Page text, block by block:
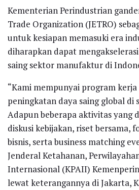
Kementerian Perindustrian
Trade Organization (JETRO)
untuk kesiapan memasuki era
diharapkan dapat
saing sektor manufaktur di
“Kami mempunyai program
peningkatan daya saing global di
Adapun beberapa aktivitas yang
diskusi kebijakan, riset bersama,
bisnis, serta business matching
Jenderal Ketahanan,
Internasional (KPAII)
lewat keterangannya di Jakarta,